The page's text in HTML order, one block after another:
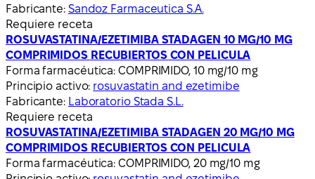
Fabricante: Sandoz Farmaceutica S.A.
Requiere receta
ROSUVASTATINA/EZETIMIBA STADAGEN 10 MG/10 MG
COMPRIMIDOS RECUBIERTOS CON PELICULA
Forma farmacéutica: COMPRIMIDO, 10 mg/10 mg
Principio activo: rosuvastatin and ezetimibe
Fabricante: Laboratorio Stada S.L.
Requiere receta
ROSUVASTATINA/EZETIMIBA STADAGEN 20 MG/10 MG
COMPRIMIDOS RECUBIERTOS CON PELICULA
Forma farmacéutica: COMPRIMIDO, 20 mg/10 mg